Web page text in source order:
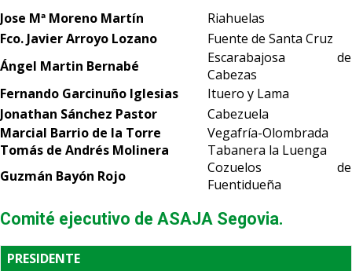
Jose Mª Moreno Martín
Riahuelas
Fco. Javier Arroyo Lozano
Fuente de Santa Cruz
Ángel Martin Bernabé
Escarabajosa de
Cabezas
Fernando Garcinuño Iglesias
Ituero y Lama
Jonathan Sánchez Pastor
Cabezuela
Marcial Barrio de la Torre
Vegafría-Olombrada
Tomás de Andrés Molinera
Tabanera la Luenga
Guzmán Bayón Rojo
Cozuelos de
Fuentidueña
Comité ejecutivo de ASAJA Segovia.
PRESIDENTE